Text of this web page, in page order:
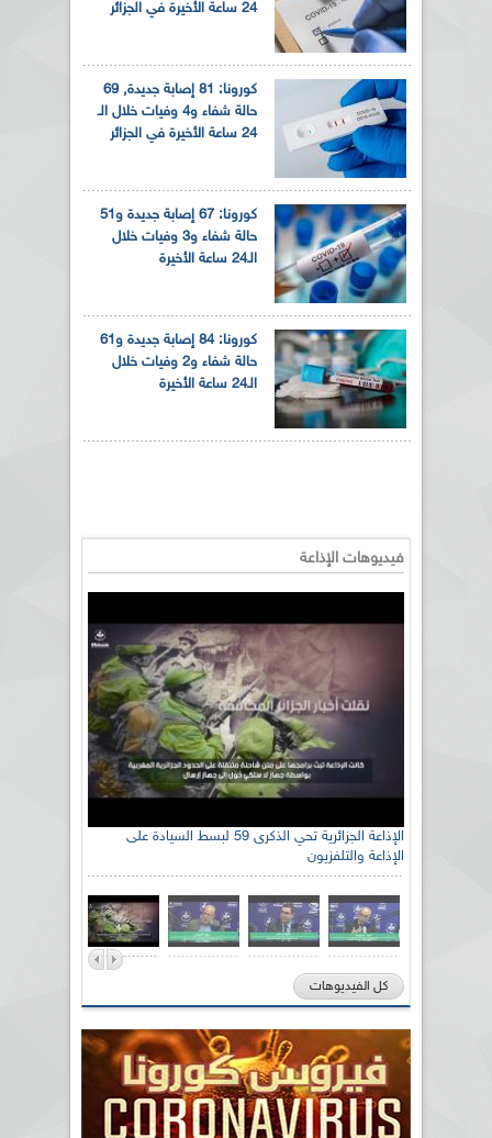
24 ساعة الأخيرة في الجزائر
كورونا: 81 إصابة جديدة, 69
حالة شفاء و4 وفيات خلال الـ
24 ساعة الأخيرة في الجزائر
كورونا: 67 إصابة جديدة و51
حالة شفاء و3 وفيات خلال
الـ24 ساعة الأخيرة
كورونا: 84 إصابة جديدة و61
حالة شفاء و2 وفيات خلال
الـ24 ساعة الأخيرة
فيديوهات الإذاعة
الإذاعة الجزائرية تحي الذكرى 59 لبسط السيادة على
الإذاعة والتلفزيون
كل الفيديوهات